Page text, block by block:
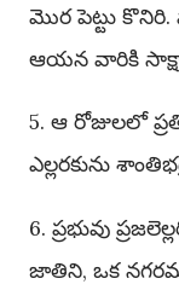
మొర పెట్టు కొనిరి.
ఆయన వారికి
5. ఆ రోజులలో
ఎల్లరకును
6. ప్రభువు
జాతిని, ఒక